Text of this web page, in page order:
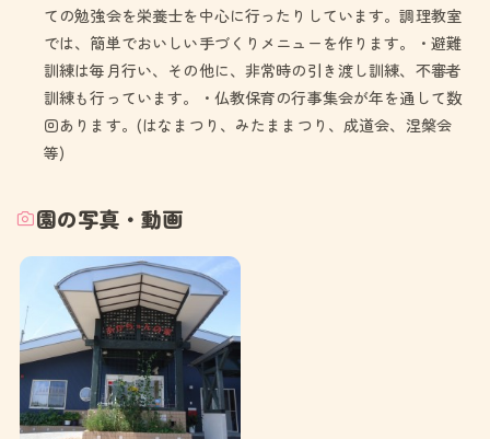
ての勉強会を栄養士を中心に行ったりしています。調理教室
では、簡単でおいしい手づくりメニューを作ります。・避難
訓練は毎月行い、その他に、非常時の引き渡し訓練、不審者
訓練も行っています。・仏教保育の行事集会が年を通して数
回あります。(はなまつり、みたままつり、成道会、涅槃会
等)
園の写真・動画